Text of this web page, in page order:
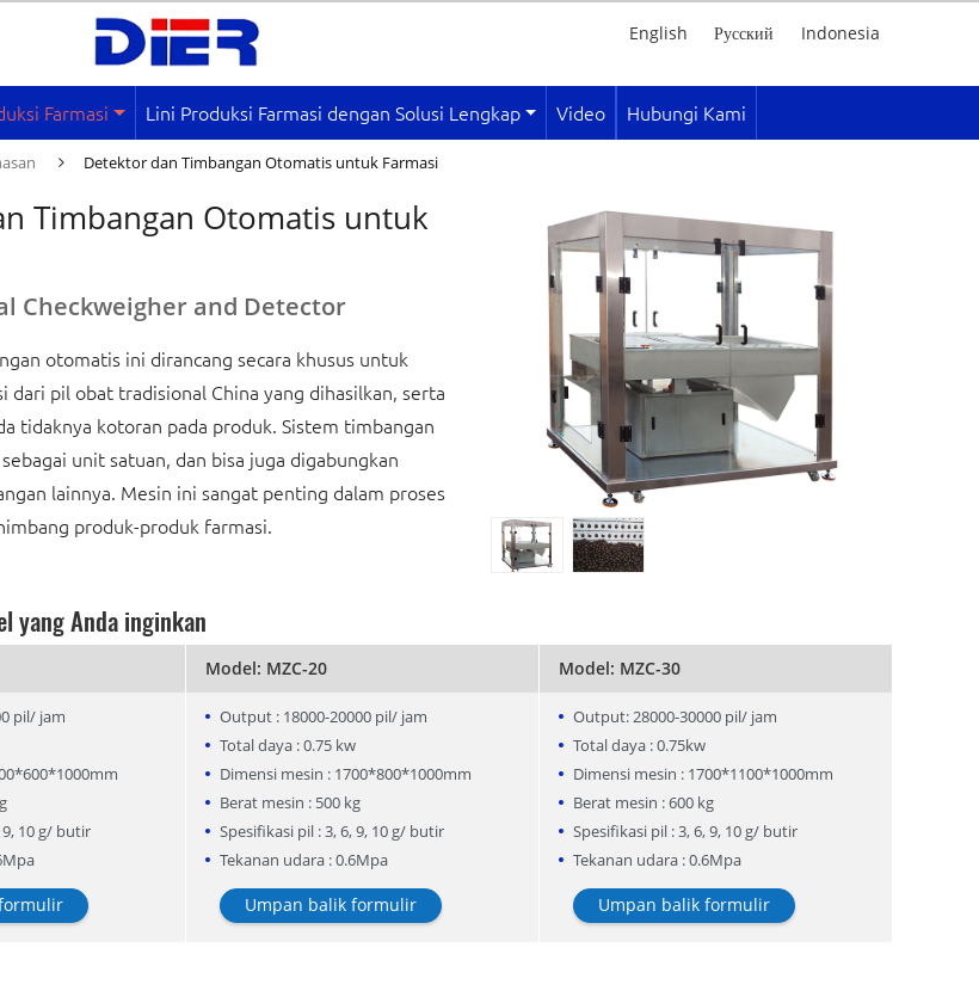
English Русский Indonesia
Farmasi Lini Produksi Farmasi dengan Solusi Lengkap Video Hubungi Kami
Detektor dan Timbangan Otomatis untuk Farmasi
Timbangan Otomatis untuk
Checkweigher and Detector
otomatis ini dirancang secara khusus untuk
dari pil obat tradisional China yang dihasilkan, serta
tidaknya kotoran pada produk. Sistem timbangan
unit satuan, dan bisa juga digabungkan
lainnya. Mesin ini sangat penting dalam proses
produk-produk farmasi.
yang Anda inginkan
pil/ jam
9, 10 g/ butir
Model: MZC-20
Output : 18000-20000 pil/ jam
Total daya : 0.75 kw
Dimensi mesin : 1700*800*1000mm
Berat mesin : 500 kg
Spesifikasi pil : 3, 6, 9, 10 g/ butir
Tekanan udara : 0.6Mpa
Umpan balik formulir
Model: MZC-30
Output: 28000-30000 pil/ jam
Total daya : 0.75kw
Dimensi mesin : 1700*1100*1000mm
Berat mesin : 600 kg
Spesifikasi pil : 3, 6, 9, 10 g/ butir
Tekanan udara : 0.6Mpa
Umpan balik formulir